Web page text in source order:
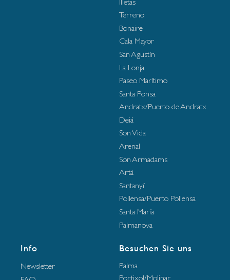
Terreno
Bonaire
Cala Mayor
San Agustín
La Lonja
Paseo Marítimo
Santa Ponsa
Andratx/Puerto de Andratx
Deiá
Son Vida
Arenal
Son Armadams
Artá
Santanyí
Pollensa/Puerto Pollensa
Santa María
Palmanova
Info
Newsletter
Besuchen Sie uns
Palma
Portixol/Molinar